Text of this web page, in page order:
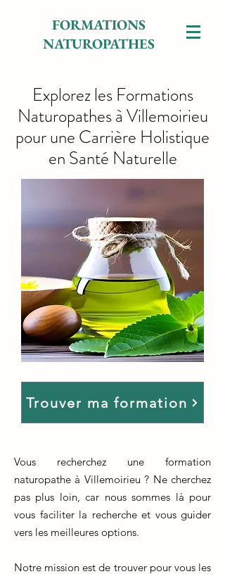
FORMATIONS
NATUROPATHES
Explorez les Formations
Naturopathes à Villemoirieu
pour une Carrière Holistique
en Santé Naturelle
Trouver ma formation
Vous recherchez une formation
naturopathe à Villemoirieu ? Ne cherchez
pas plus loin, car nous sommes là pour
vous faciliter la recherche et vous guider
vers les meilleures options.
Notre mission est de trouver pour vous les